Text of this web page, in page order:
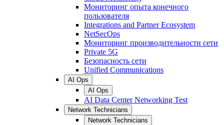
Мониторинг опыта конечного
пользователя
Integrations and Partner Ecosystem
NetSecOps
Мониторинг производительности сети
Private 5G
Безопасность сети
Unified Communications
AI Ops
AI Ops
AI Data Center Networking Test
Network Technicians
Network Technicians